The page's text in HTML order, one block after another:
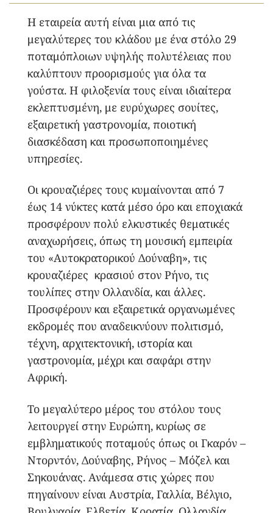
Η εταιρεία αυτή είναι μια από τις
μεγαλύτερες του κλάδου με ένα στόλο 29
ποταμόπλοιων υψηλής πολυτέλειας που
καλύπτουν προορισμούς για όλα τα
γούστα. Η φιλοξενία τους είναι ιδιαίτερα
εκλεπτυσμένη, με ευρύχωρες σουίτες,
εξαιρετική γαστρονομία, ποιοτική
διασκέδαση και προσωποποιημένες
υπηρεσίες.
Οι κρουαζιέρες τους κυμαίνονται από 7
έως 14 νύκτες κατά μέσο όρο και εποχιακά
προσφέρουν πολύ ελκυστικές θεματικές
αναχωρήσεις, όπως τη μουσική εμπειρία
του «Αυτοκρατορικού Δούναβη», τις
κρουαζιέρες κρασιού στον Ρήνο, τις
τουλίπες στην Ολλανδία, και άλλες.
Προσφέρουν και εξαιρετικά οργανωμένες
εκδρομές που αναδεικνύουν πολιτισμό,
τέχνη, αρχιτεκτονική, ιστορία και
γαστρονομία, μέχρι και σαφάρι στην
Αφρική.
Το μεγαλύτερο μέρος του στόλου τους
λειτουργεί στην Ευρώπη, κυρίως σε
εμβληματικούς ποταμούς όπως οι Γκαρόν –
Ντορντόν, Δούναβης, Ρήνος – Μόζελ και
Σηκουάνας. Ανάμεσα στις χώρες που
πηγαίνουν είναι Αυστρία, Γαλλία, Βέλγιο,